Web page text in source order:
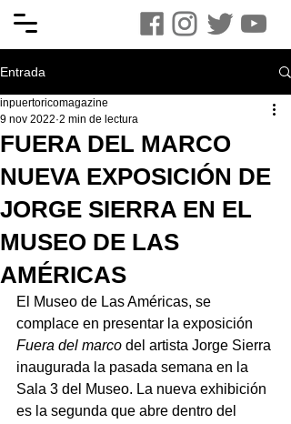
Entrada
FUERA DEL MARCO
NUEVA EXPOSICIÓN DE
JORGE SIERRA EN EL
MUSEO DE LAS
AMÉRICAS
inpuertoricomagazine
9 nov 2022 2 min de lectura
El Museo de Las Américas, se
complace en presentar la exposición
Fuera del marco del artista Jorge Sierra
inaugurada la pasada semana en la
Sala 3 del Museo. La nueva exhibición
es la segunda que abre dentro del